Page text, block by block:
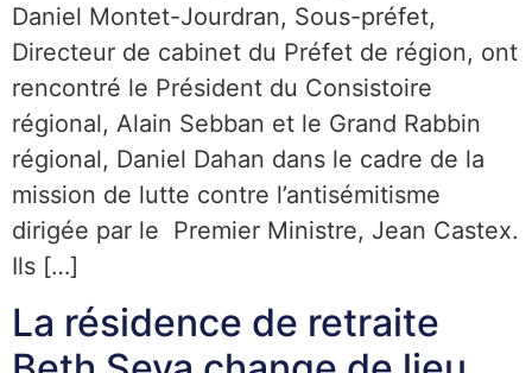
Daniel Montet-Jourdran, Sous-préfet,
Directeur de cabinet du Préfet de région, ont
rencontré le Président du Consistoire
régional, Alain Sebban et le Grand Rabbin
régional, Daniel Dahan dans le cadre de la
mission de lutte contre l’antisémitisme
dirigée par le Premier Ministre, Jean Castex.
Ils […]
La résidence de retraite